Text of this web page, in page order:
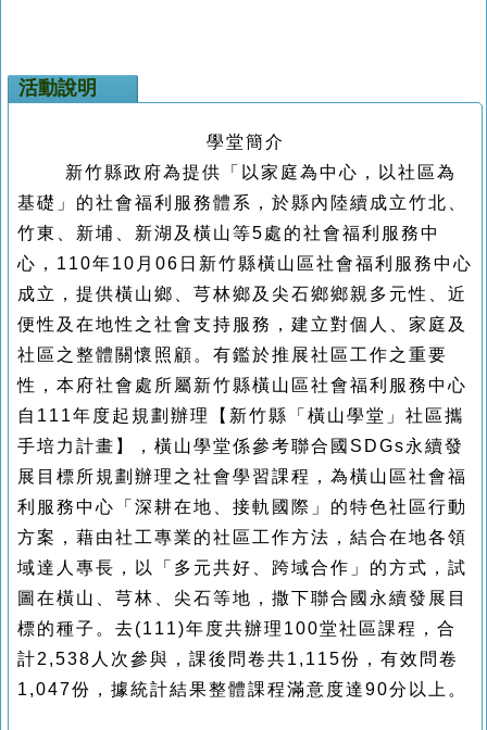
活動說明
學堂簡介
新竹縣政府為提供
「以家庭為中心，以社區為
基礎」的社會福利服務體系，於縣內陸續成立竹北、
竹東、新埔、新湖及橫山等5處的社會福利服務中
心， 110年10月06日新竹縣橫山區社會福利服務中心
成立，提供橫山鄉、芎林鄉及尖石鄉鄉親多元性、近
便性及在地性之社會支持服務，建立對個人、家庭及
社區之整體關懷照顧。有鑑於推展社區工作之重要
性，本府社會處所屬新竹縣橫山區社會福利服務中心
自111年度起規劃辦理【新竹縣「橫山學堂」社區攜
手培力計畫】，橫山學堂係參考聯合國SDGs永續發
展目標所規劃辦理之社會學習課程，為橫山區社會福
利服務中心「深耕在地、接軌國際」的特色社區行動
方案，藉由社工專業的社區工作方法，結合在地各領
域達人專長，以「多元共好、跨域合作」的方式，試
圖在橫山、芎林、尖石等地，撒下聯合國永續發展目
標的種子。去(111)年度共辦理100堂社區課程，合
計2,538人次參與，課後問卷共1,115份，有效問卷
1,047份，據統計結果整體課程滿意度達90分以上。